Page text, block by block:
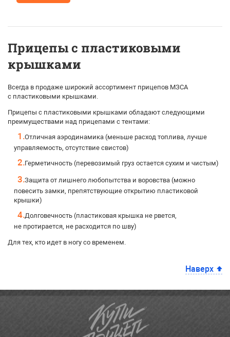
Прицепы с пластиковыми
крышками
Всегда в продаже широкий ассортимент прицепов МЗСА
с пластиковыми крышками.
Прицепы с пластиковыми крышками обладают следующими
преимуществами над прицепами с тентами:
Отличная аэродинамика (меньше расход топлива, лучше
управляемость, отсутствие свистов)
Герметичность (перевозимый груз остается сухим и чистым)
Защита от лишнего любопытства и воровства (можно
повесить замки, препятствующие открытию пластиковой
крышки)
Долговечность (пластиковая крышка не рвется,
не протирается, не расходится по шву)
Для тех, кто идет в ногу со временем.
Наверх